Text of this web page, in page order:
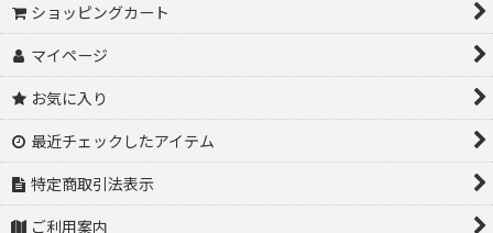
ショッピングカート
マイページ
お気に入り
最近チェックしたアイテム
特定商取引法表示
ご利用案内